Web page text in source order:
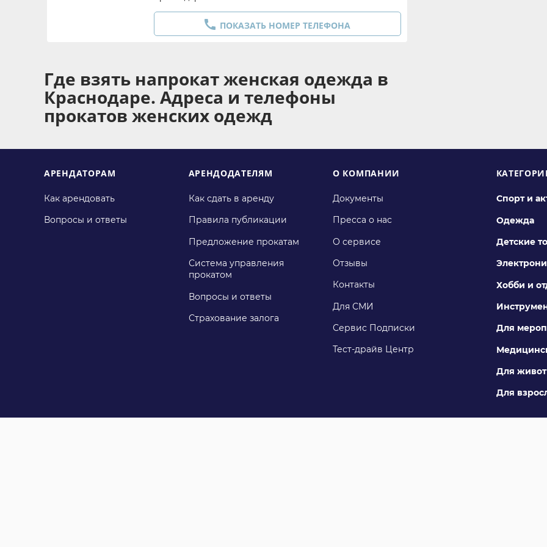
 ПОКАЗАТЬ НОМЕР ТЕЛЕФОНА
Где взять напрокат женская одежда в
Краснодаре. Адреса и телефоны
прокатов женских одежд
АРЕНДАТОРАМ
Как арендовать
Вопросы и ответы
АРЕНДОДАТЕЛЯМ
Как сдать в аренду
Правила публикации
Предложение прокатам
Система управления
прокатом
Вопросы и ответы
Страхование залога
О КОМПАНИИ
Документы
Пресса о нас
О сервисе
Отзывы
Контакты
Для СМИ
Сервис Подписки
Тест-драйв Центр
Спорт и
Одежда
Детские
Хобби и
Для
Для
Для